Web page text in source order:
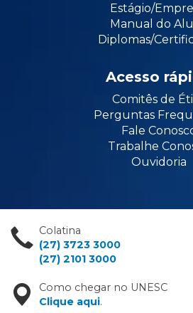
Estágio/
Manual do
Diplomas/
Acesso
Comitês de
Perguntas
Fale
Trabalhe
Ouvidoria
Colatina
(27) 3723 3000
(27) 2101 3000
Como chegar no UNESC
Clique aqui.